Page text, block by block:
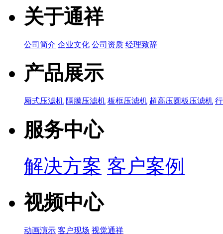
关于通祥
公司简介 企业文化 公司资质 经理致辞
产品展示
厢式压滤机 隔膜压滤机 板框压滤机 超高压圆板压滤机
服务中心
解决方案 客户案例
视频中心
动画演示 客户现场 视觉通祥